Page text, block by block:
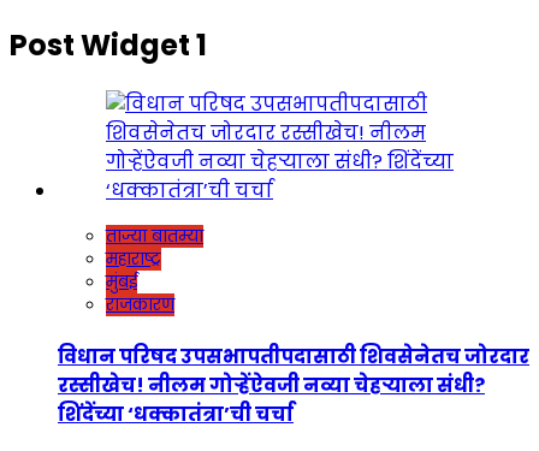
Post Widget 1
ताज्या बातम्या
महाराष्ट्र
मुंबई
राजकारण
विधान परिषद उपसभापतीपदासाठी शिवसेनेतच जोरदार
रस्सीखेच! नीलम गोऱ्हेंऐवजी नव्या चेहऱ्याला संधी?
शिंदेंच्या ‘धक्कातंत्रा’ची चर्चा